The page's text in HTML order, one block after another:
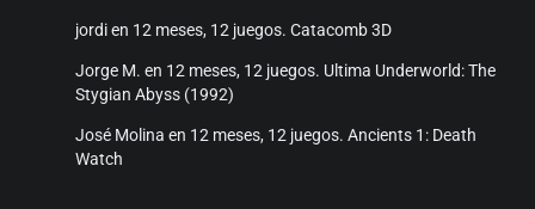
jordien 12 meses, 12 juegos. Catacomb 3D
Jorge M. en 12 meses, 12 juegos. Ultima Underworld: The
Stygian Abyss (1992)
José Molina en 12 meses, 12 juegos. Ancients 1: Death
Watch